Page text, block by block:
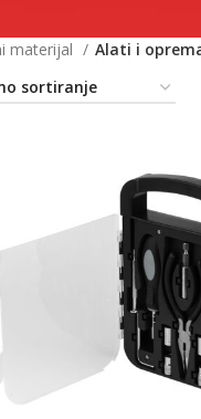
materijal
Alati i